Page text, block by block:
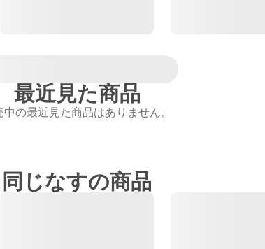
最近見た商品
中の最近見た商品はありません。
同じなすの商品